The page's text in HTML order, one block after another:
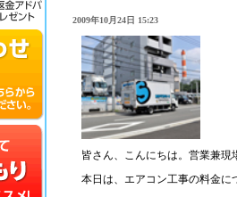
2009年10月24日 15:23
皆さん、こんにちは。営業兼現
本日は、エアコン工事の料金に